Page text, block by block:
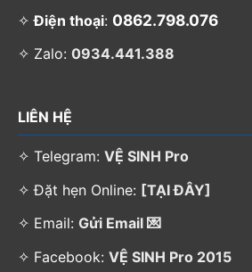
✧Điện thoại: 0862.798.076
✧ Zalo: 0934.441.388
LIÊN HỆ
✧ Telegram: VỆ SINH Pro
✧ Đặt hẹn Online: [TẠI ĐÂY]
✧ Email: Gửi Email 💌
✧ Facebook: VỆ SINH Pro 2015